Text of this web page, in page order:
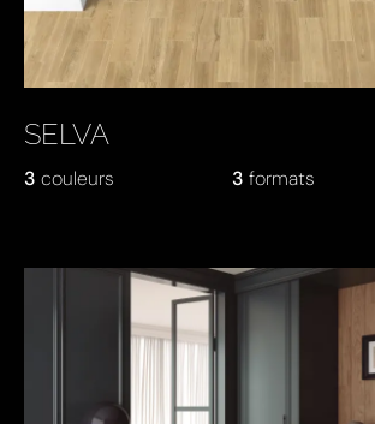
SELVA
3 couleurs 3 formats